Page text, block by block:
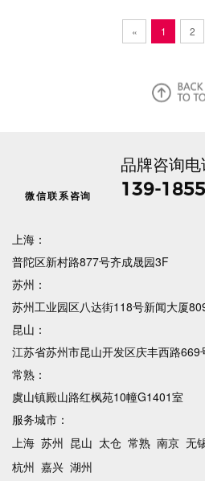
« 1 2
微信联系咨询
品牌咨询电
139-
上海：
普陀区新村路877号齐成晟园3F
苏州：
苏州工业园区八达街118号新闻大厦
昆山：
江苏省苏州市昆山开发区庆丰西路
常熟：
虞山镇殿山路红枫苑10幢G1401室
服务城市：
上海 苏州 昆山 太仓 常熟 南京 无
杭州 嘉兴 湖州